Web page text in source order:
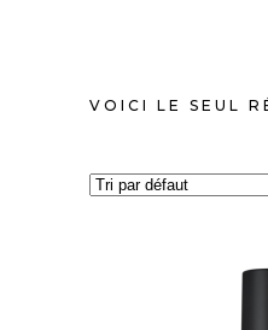
VOICI LE SEUL